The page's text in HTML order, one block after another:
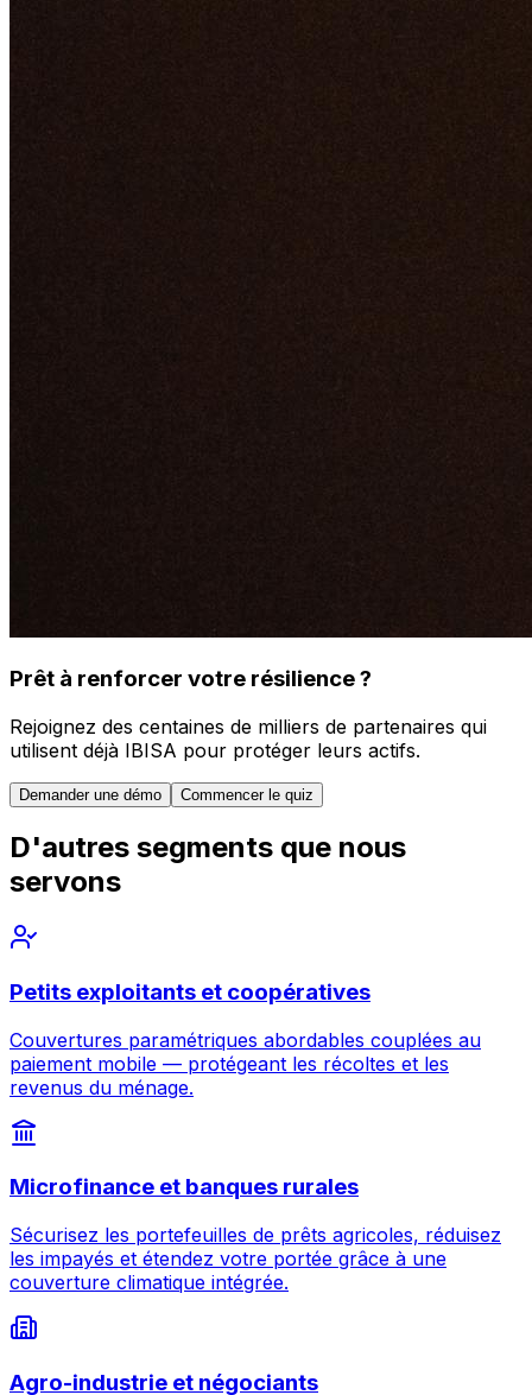
Prêt à renforcer votre résilience ?
Rejoignez des centaines de milliers de partenaires qui
utilisent déjà IBISA pour protéger leurs actifs.
Demander une démo Commencer le quiz
D'autres segments que nous
servons
Petits exploitants et coopératives
Couvertures paramétriques abordables couplées au
paiement mobile — protégeant les récoltes et les
revenus du ménage.
Microfinance et banques rurales
Sécurisez les portefeuilles de prêts agricoles, réduisez
les impayés et étendez votre portée grâce à une
couverture climatique intégrée.
Agro-industrie et négociants